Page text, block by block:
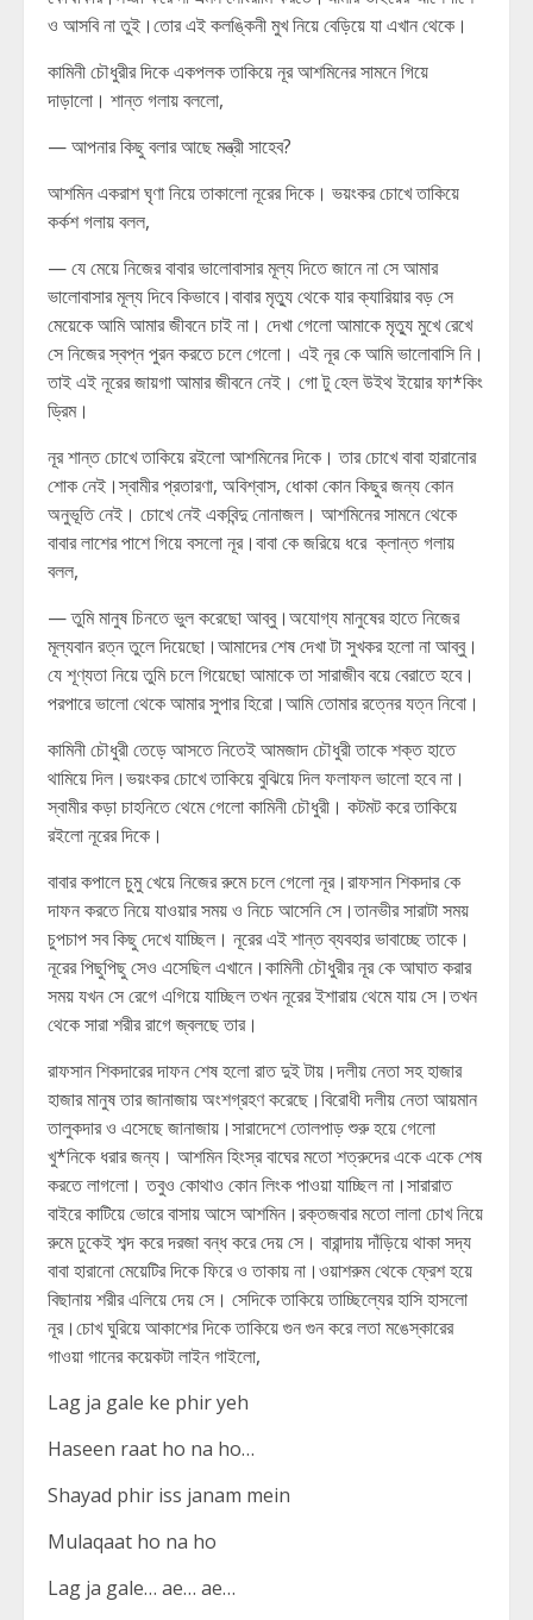
ও আসবি না তুই।তোর এই কলঙ্কিনী মুখ নিয়ে বেড়িয়ে যা এখান থেকে।
কামিনী চৌধুরীর দিকে একপলক তাকিয়ে নূর আশমিনের সামনে গিয়ে
দাড়ালো। শান্ত গলায় বললো,
— আপনার কিছু বলার আছে মন্ত্রী সাহেব?
আশমিন একরাশ ঘৃণা নিয়ে তাকালো নূরের দিকে। ভয়ংকর চোখে তাকিয়ে
কর্কশ গলায় বলল,
— যে মেয়ে নিজের বাবার ভালোবাসার মূল্য দিতে জানে না সে আমার
ভালোবাসার মূল্য দিবে কিভাবে।বাবার মৃত্যু থেকে যার ক্যারিয়ার বড় সে
মেয়েকে আমি আমার জীবনে চাই না। দেখা গেলো আমাকে মৃত্যু মুখে রেখে
সে নিজের স্বপ্ন পুরন করতে চলে গেলো। এই নূর কে আমি ভালোবাসি নি।
তাই এই নূরের জায়গা আমার জীবনে নেই। গো টু হেল উইথ ইয়োর ফা*কিং
ড্রিম।
নূর শান্ত চোখে তাকিয়ে রইলো আশমিনের দিকে। তার চোখে বাবা হারানোর
শোক নেই।স্বামীর প্রতারণা, অবিশ্বাস, ধোকা কোন কিছুর জন্য কোন
অনুভূতি নেই। চোখে নেই একবিন্দু নোনাজল। আশমিনের সামনে থেকে
বাবার লাশের পাশে গিয়ে বসলো নূর।বাবা কে জরিয়ে ধরে ক্লান্ত গলায়
বলল,
— তুমি মানুষ চিনতে ভুল করেছো আব্বু।অযোগ্য মানুষের হাতে নিজের
মূল্যবান রত্ন তুলে দিয়েছো।আমাদের শেষ দেখা টা সুখকর হলো না আব্বু।
যে শূণ্যতা নিয়ে তুমি চলে গিয়েছো আমাকে তা সারাজীব বয়ে বেরাতে হবে।
পরপারে ভালো থেকে আমার সুপার হিরো।আমি তোমার রত্নের যত্ন নিবো।
কামিনী চৌধুরী তেড়ে আসতে নিতেই আমজাদ চৌধুরী তাকে শক্ত হাতে
থামিয়ে দিল।ভয়ংকর চোখে তাকিয়ে বুঝিয়ে দিল ফলাফল ভালো হবে না।
স্বামীর কড়া চাহনিতে থেমে গেলো কামিনী চৌধুরী। কটমট করে তাকিয়ে
রইলো নূরের দিকে।
বাবার কপালে চুমু খেয়ে নিজের রুমে চলে গেলো নূর।রাফসান শিকদার কে
দাফন করতে নিয়ে যাওয়ার সময় ও নিচে আসেনি সে।তানভীর সারাটা সময়
চুপচাপ সব কিছু দেখে যাচ্ছিল। নূরের এই শান্ত ব্যবহার ভাবাচ্ছে তাকে।
নূরের পিছুপিছু সেও এসেছিল এখানে।কামিনী চৌধুরীর নূর কে আঘাত করার
সময় যখন সে রেগে এগিয়ে যাচ্ছিল তখন নূরের ইশারায় থেমে যায় সে।তখন
থেকে সারা শরীর রাগে জ্বলছে তার।
রাফসান শিকদারের দাফন শেষ হলো রাত দুই টায়।দলীয় নেতা সহ হাজার
হাজার মানুষ তার জানাজায় অংশগ্রহণ করেছে।বিরোধী দলীয় নেতা আয়মান
তালুকদার ও এসেছে জানাজায়।সারাদেশে তোলপাড় শুরু হয়ে গেলো
খু*নিকে ধরার জন্য। আশমিন হিংস্র বাঘের মতো শত্রুদের একে একে শেষ
করতে লাগলো। তবুও কোথাও কোন লিংক পাওয়া যাচ্ছিল না।সারারাত
বাইরে কাটিয়ে ভোরে বাসায় আসে আশমিন।রক্তজবার মতো লালা চোখ নিয়ে
রুমে ঢুকেই শব্দ করে দরজা বন্ধ করে দেয় সে। বারান্দায় দাঁড়িয়ে থাকা সদ্য
বাবা হারানো মেয়েটির দিকে ফিরে ও তাকায় না।ওয়াশরুম থেকে ফ্রেশ হয়ে
বিছানায় শরীর এলিয়ে দেয় সে। সেদিকে তাকিয়ে তাচ্ছিল্যের হাসি হাসলো
নূর।চোখ ঘুরিয়ে আকাশের দিকে তাকিয়ে গুন গুন করে লতা মঙেস্কারের
গাওয়া গানের কয়েকটা লাইন গাইলো,
Lag ja gale ke phir yeh
Haseen raat ho na ho…
Shayad phir iss janam mein
Mulaqaat ho na ho
Lag ja gale… ae… ae…